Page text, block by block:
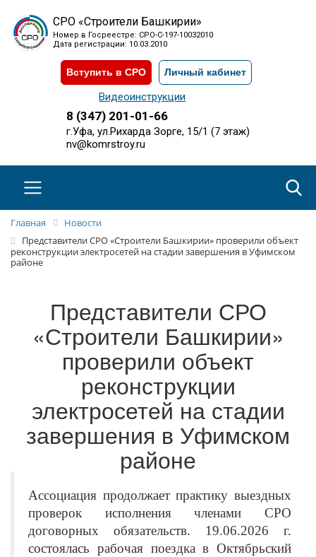
СРО «Строители Башкирии»
Номер в Госреестре: СРО-С-197-10032010
Дата регистрации: 10.03.2010
Вступить в СРО Личный кабинет
Видеоинструкции
8 (347) 201-01-66
г.Уфа, ул.Рихарда Зорге, 15/1 (7 этаж)
nv@komrstroy.ru
Главная
Новости
Представители СРО «Строители Башкирии» проверили объект
реконструкции электросетей на стадии завершения в Уфимском
районе
Представители СРО
«Строители Башкирии»
проверили объект
реконструкции
электросетей на стадии
завершения в Уфимском
районе
Ассоциация продолжает практику выездных
проверок исполнения членами СРО
договорных обязательств. 19.06.2026 г.
состоялась рабочая поездка в Октябрьский